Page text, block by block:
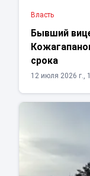
Власть
Бывший
срока
12 июля 2026 г.,